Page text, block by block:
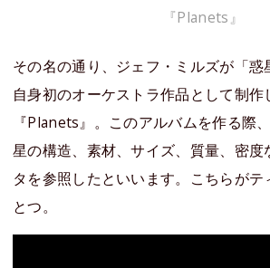
『Planets』
その名の通り、ジェフ・ミルズが「惑
自身初のオーケストラ作品として制作
『Planets』。このアルバムを作る際
星の構造、素材、サイズ、質量、密度
タを参照したといいます。こちらがテ
とつ。